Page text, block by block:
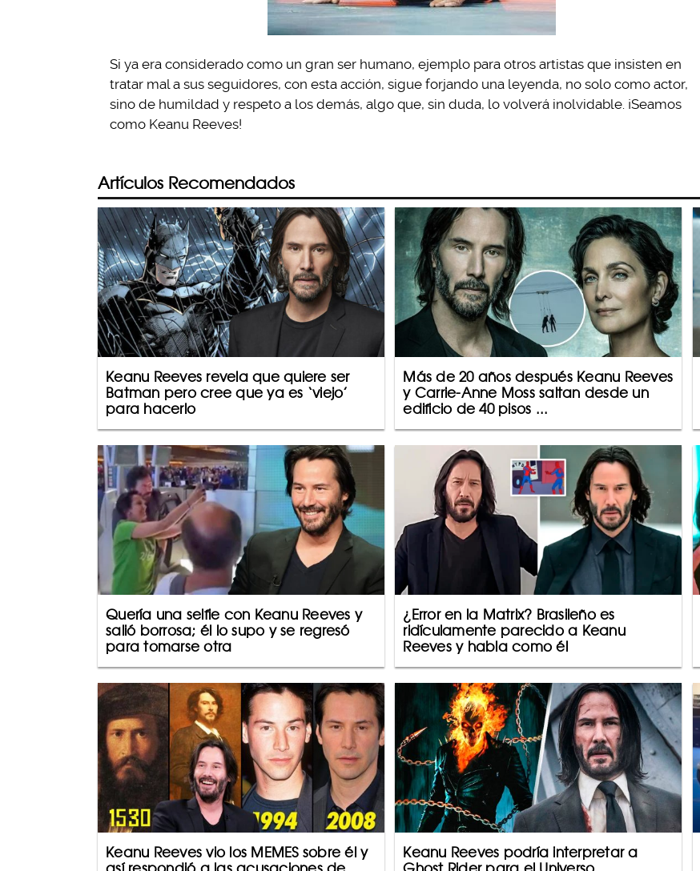
Si ya era considerado como un gran ser humano, ejemplo para otros artistas que insisten en
tratar mal a sus seguidores, con esta acción, sigue forjando una leyenda, no solo como actor,
sino de humildad y respeto a los demás, algo que, sin duda, lo volverá inolvidable. ¡Seamos
como Keanu Reeves!
Artículos Recomendados
Keanu Reeves revela que quiere ser
Batman pero cree que ya es ‘viejo’
para hacerlo
Más de 20 años después Keanu Reeves
y Carrie-Anne Moss saltan desde un
edificio de 40 pisos ...
Quería una selfie con Keanu Reeves y
salió borrosa; él lo supo y se regresó
para tomarse otra
¿Error en la Matrix? Brasileño es
ridículamente parecido a Keanu
Reeves y habla como él
Keanu Reeves vio los MEMES sobre él y
Keanu Reeves podría interpretar a